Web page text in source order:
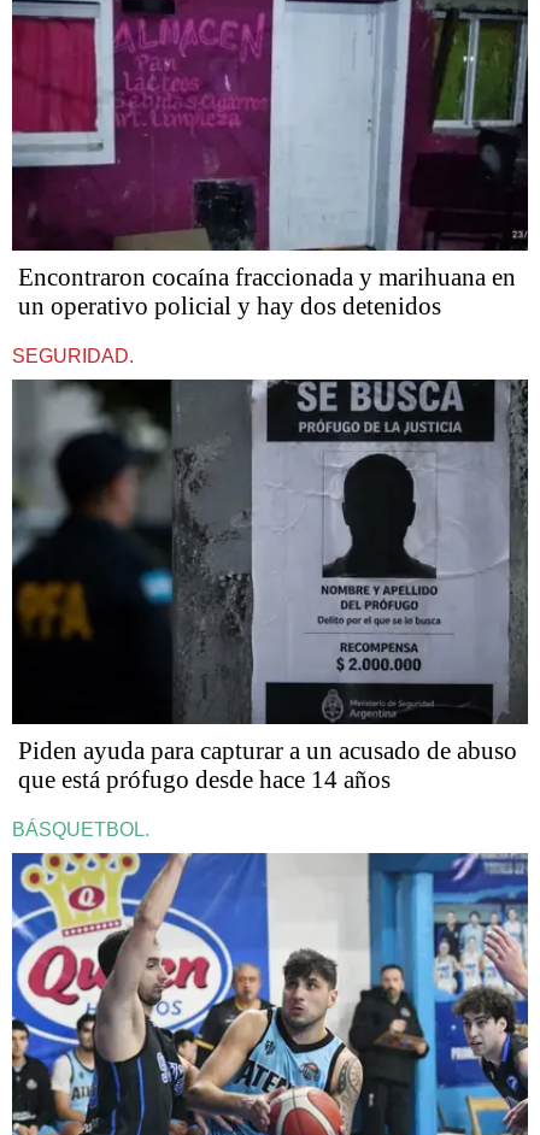
Encontraron cocaína fraccionada y marihuana en
un operativo policial y hay dos detenidos
SEGURIDAD.
Piden ayuda para capturar a un acusado de abuso
que está prófugo desde hace 14 años
BÁSQUETBOL.